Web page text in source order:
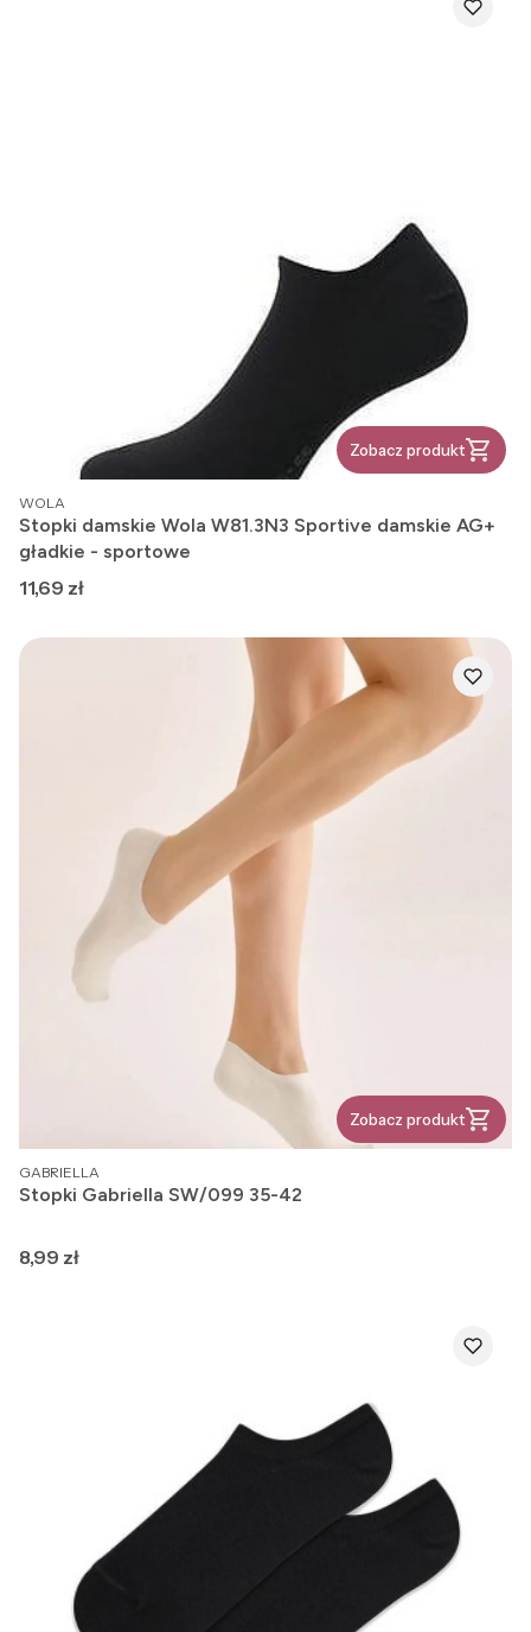
Zobacz produkt
PRODUCENT
WOLA
Stopki damskie Wola W81.3N3 Sportive damskie AG+
gładkie - sportowe
Cena
11,69 zł
Zobacz produkt
PRODUCENT
GABRIELLA
Stopki Gabriella SW/099 35-42
Cena
8,99 zł